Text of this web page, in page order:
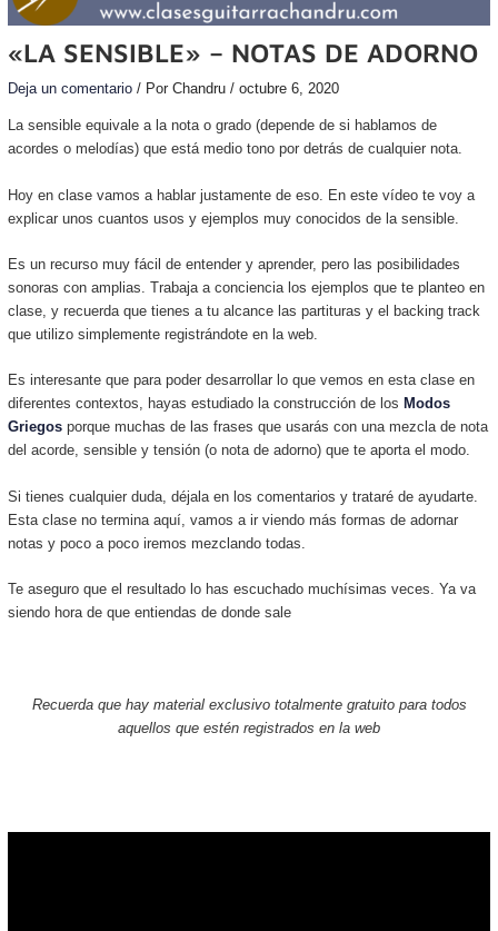
«LA SENSIBLE» – NOTAS DE ADORNO
Deja un comentario / Por Chandru / octubre 6, 2020
La sensible equivale a la nota o grado (depende de si hablamos de
acordes o melodías) que está medio tono por detrás de cualquier nota.
Hoy en clase vamos a hablar justamente de eso. En este vídeo te voy a
explicar unos cuantos usos y ejemplos muy conocidos de la sensible.
Es un recurso muy fácil de entender y aprender, pero las posibilidades
sonoras con amplias. Trabaja a conciencia los ejemplos que te planteo en
clase, y recuerda que tienes a tu alcance las partituras y el backing track
que utilizo simplemente registrándote en la web.
Es interesante que para poder desarrollar lo que vemos en esta clase en
diferentes contextos, hayas estudiado la construcción de los Modos
Griegos porque muchas de las frases que usarás con una mezcla de nota
del acorde, sensible y tensión (o nota de adorno) que te aporta el modo.
Si tienes cualquier duda, déjala en los comentarios y trataré de ayudarte.
Esta clase no termina aquí, vamos a ir viendo más formas de adornar
notas y poco a poco iremos mezclando todas.
Te aseguro que el resultado lo has escuchado muchísimas veces. Ya va
siendo hora de que entiendas de donde sale
Recuerda que hay material exclusivo totalmente gratuito para todos
aquellos que estén registrados en la web